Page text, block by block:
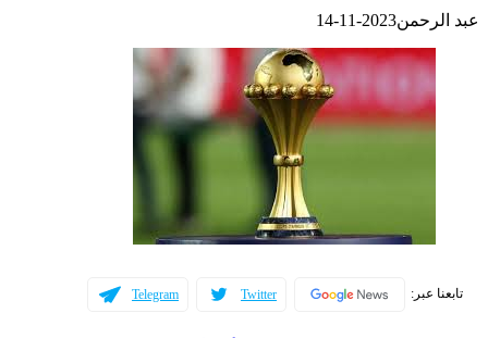
عبد الرحمن2023-11-14
تابعنا عبر: Twitter
Telegram